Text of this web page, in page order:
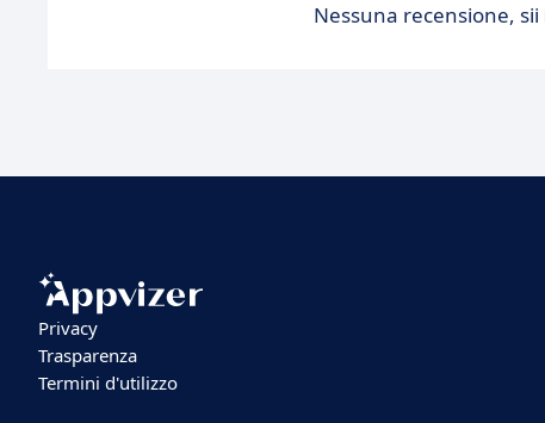
Nessuna recensione,
Privacy
Trasparenza
Termini d'utilizzo